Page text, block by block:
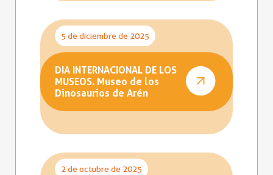
5 de diciembre de 2025
DIA INTERNACIONAL DE LOS
MUSEOS. Museo de los
Dinosaurios de Arén
2 de octubre de 2025